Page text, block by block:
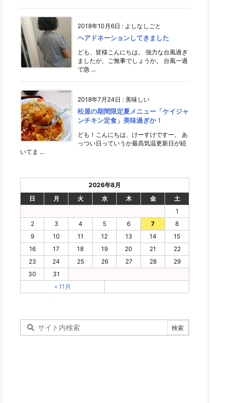
2018年10月6日 : よしなしごと
ヘアドネーションしてきました
ども、皆様こんにちは。 強力な台風過ぎ
ましたが、ご無事でしょうか。 台風一過
で急 ...
2018年7月24日 : 美味しい
松屋の期間限定夏メニュー「ケイジャ
ンチキン定食」美味過ぎか！
ども！こんにちは、けーすけですー。 あ
っつい日っていうか最高気温更新日が続
いてま ...
2026年8月
日
月 火 水 木 金
土
1
2
3 4 5 6 7
8
9
10 11 12 13 14
15
16
17 18 19 20 21
22
23
24 25 26 27 28
29
30
31
« 11月